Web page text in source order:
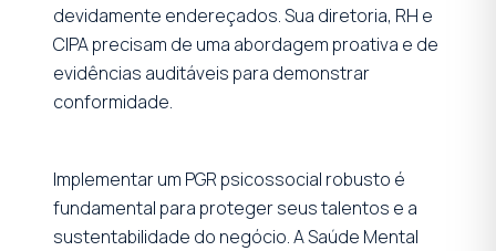
devidamente endereçados. Sua diretoria, RH e
CIPA precisam de uma abordagem proativa e de
evidências auditáveis para demonstrar
conformidade.
Implementar um PGR psicossocial robusto é
fundamental para proteger seus talentos e a
sustentabilidade do negócio. A Saúde Mental